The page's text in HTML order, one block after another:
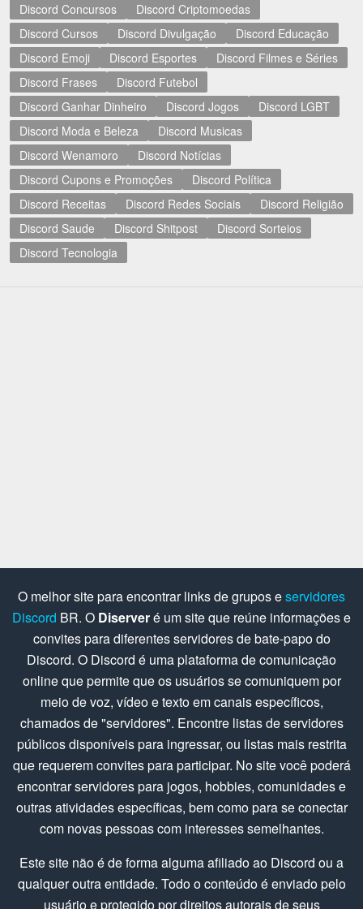
Discord Concursos
Discord Criptomoedas
Discord Cursos
Discord Divulgação
Discord Educação
Discord Emoji
Discord Esportes
Discord Filmes e Séries
Discord Frases
Discord Futebol
Discord Ganhar Dinheiro
Discord Jogos
Discord LGBT
Discord Moda e Beleza
Discord Musicas
Discord Wenamoro
Discord Notícias
Discord Cupons e Promoções
Discord Política
Discord Receitas
Discord Redes Sociais
Discord Religião
Discord Saude
Discord Shitpost
Discord Sorteios
Discord Tecnologia
O melhor site para encontrar links de grupos eservidores
Discord BR. O Diserveré um site que reúne informações e
convites para diferentes servidores de bate-papo do
Discord. O Discord é uma plataforma de comunicação
online que permite que os usuários se comuniquem por
meio de voz, vídeo e texto em canais específicos,
chamados de "servidores". Encontre listas de servidores
públicos disponíveis para ingressar, ou listas mais restrita
que requerem convites para participar. No site você poderá
encontrar servidores para jogos, hobbies, comunidades e
outras atividades específicas, bem como para se conectar
com novas pessoas com interesses semelhantes.
Este site não é de forma alguma afiliado ao Discord ou a
qualquer outra entidade. Todo o conteúdo é enviado pelo
usuário e protegido por direitos autorais de seus